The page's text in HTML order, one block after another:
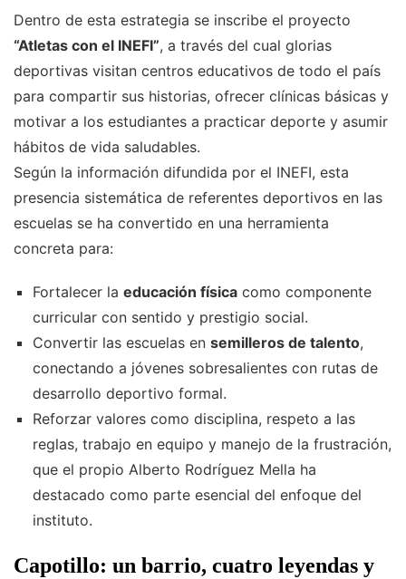
Dentro de esta estrategia se inscribe el proyecto
“Atletas con el INEFI”, a través del cual glorias
deportivas visitan centros educativos de todo el país
para compartir sus historias, ofrecer clínicas básicas y
motivar a los estudiantes a practicar deporte y asumir
hábitos de vida saludables.
Según la información difundida por el INEFI, esta
presencia sistemática de referentes deportivos en las
escuelas se ha convertido en una herramienta
concreta para:
Fortalecer la educación físicacomo componente
curricular con sentido y prestigio social.
Convertir las escuelas en semilleros de talento,
conectando a jóvenes sobresalientes con rutas de
desarrollo deportivo formal.
Reforzar valores como disciplina, respeto a las
reglas, trabajo en equipo y manejo de la frustración,
que el propio Alberto Rodríguez Mella ha
destacado como parte esencial del enfoque del
instituto.
Capotillo: un barrio, cuatro leyendas y